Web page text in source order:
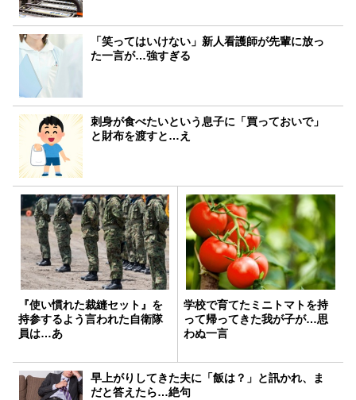
「笑ってはいけない」新人看護師が先輩に放っ
た一言が…強すぎる
刺身が食べたいという息子に「買っておいで」
と財布を渡すと…え
『使い慣れた裁縫セット』を
持参するよう言われた自衛隊
員は…あ
学校で育てたミニトマトを持
って帰ってきた我が子が…思
わぬ一言
早上がりしてきた夫に「飯は？」と訊かれ、ま
だと答えたら…絶句